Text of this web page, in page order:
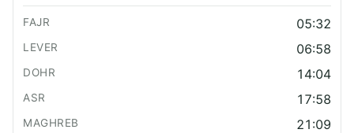
05:32
06:58
14:04
17:58
21:09